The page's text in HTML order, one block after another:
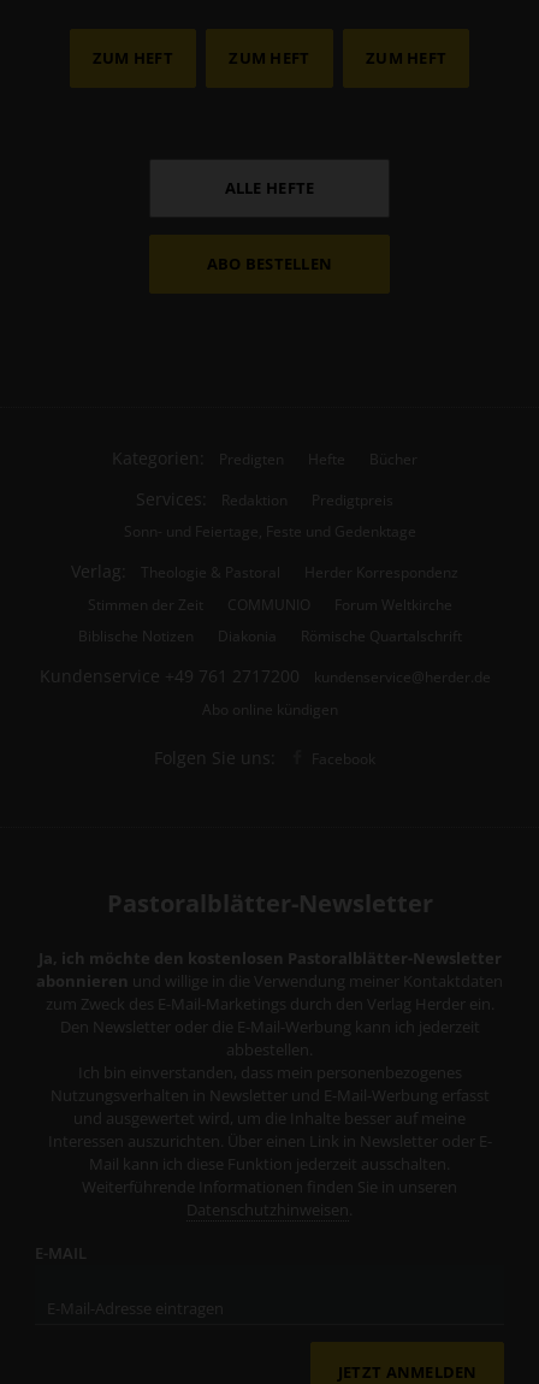
ZUM HEFT ZUM HEFT ZUM HEFT
ALLE HEFTE
ABO BESTELLEN
Kategorien: Predigten Hefte Bücher
Services: Redaktion
Predigtpreis
Sonn- und Feiertage, Feste und Gedenktage
Verlag: Theologie & Pastoral
Herder Korrespondenz
Stimmen der Zeit
COMMUNIO
Forum Weltkirche
Biblische Notizen
Diakonia Römische Quartalschrift
Kundenservice +49 761 2717200
kundenservice@herder.de
Abo online kündigen
Folgen Sie uns: Facebook
Pastoralblätter-Newsletter
Ja, ich möchte den kostenlosen Pastoralblätter-Newsletter
abonnieren und willige in die Verwendung meiner Kontaktdaten
zum Zweck des E-Mail-Marketings durch den Verlag Herder ein.
Den Newsletter oder die E-Mail-Werbung kann ich jederzeit
abbestellen.
Ich bin einverstanden, dass mein personenbezogenes
Nutzungsverhalten in Newsletter und E-Mail-Werbung erfasst
und ausgewertet wird, um die Inhalte besser auf meine
Interessen auszurichten. Über einen Link in Newsletter oder E-
Mail kann ich diese Funktion jederzeit ausschalten.
Weiterführende Informationen finden Sie in unseren
Datenschutzhinweisen
E-MAIL
JETZT ANMELDEN